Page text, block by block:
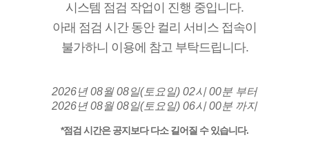
시스템 점검 작업이 진행 중입니다.
아래 점검 시간 동안 컬리 서비스 접속이
불가하니 이용에 참고 부탁드립니다.
2026년 08월 08일(토요일) 02시 00분 부터
2026년 08월 08일(토요일) 06시 00분 까지
*점검 시간은 공지보다 다소 길어질 수 있습니다.